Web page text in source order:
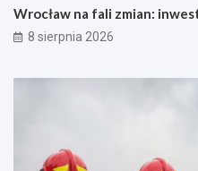
Wrocław na fali zmian:
8 sierpnia 2026